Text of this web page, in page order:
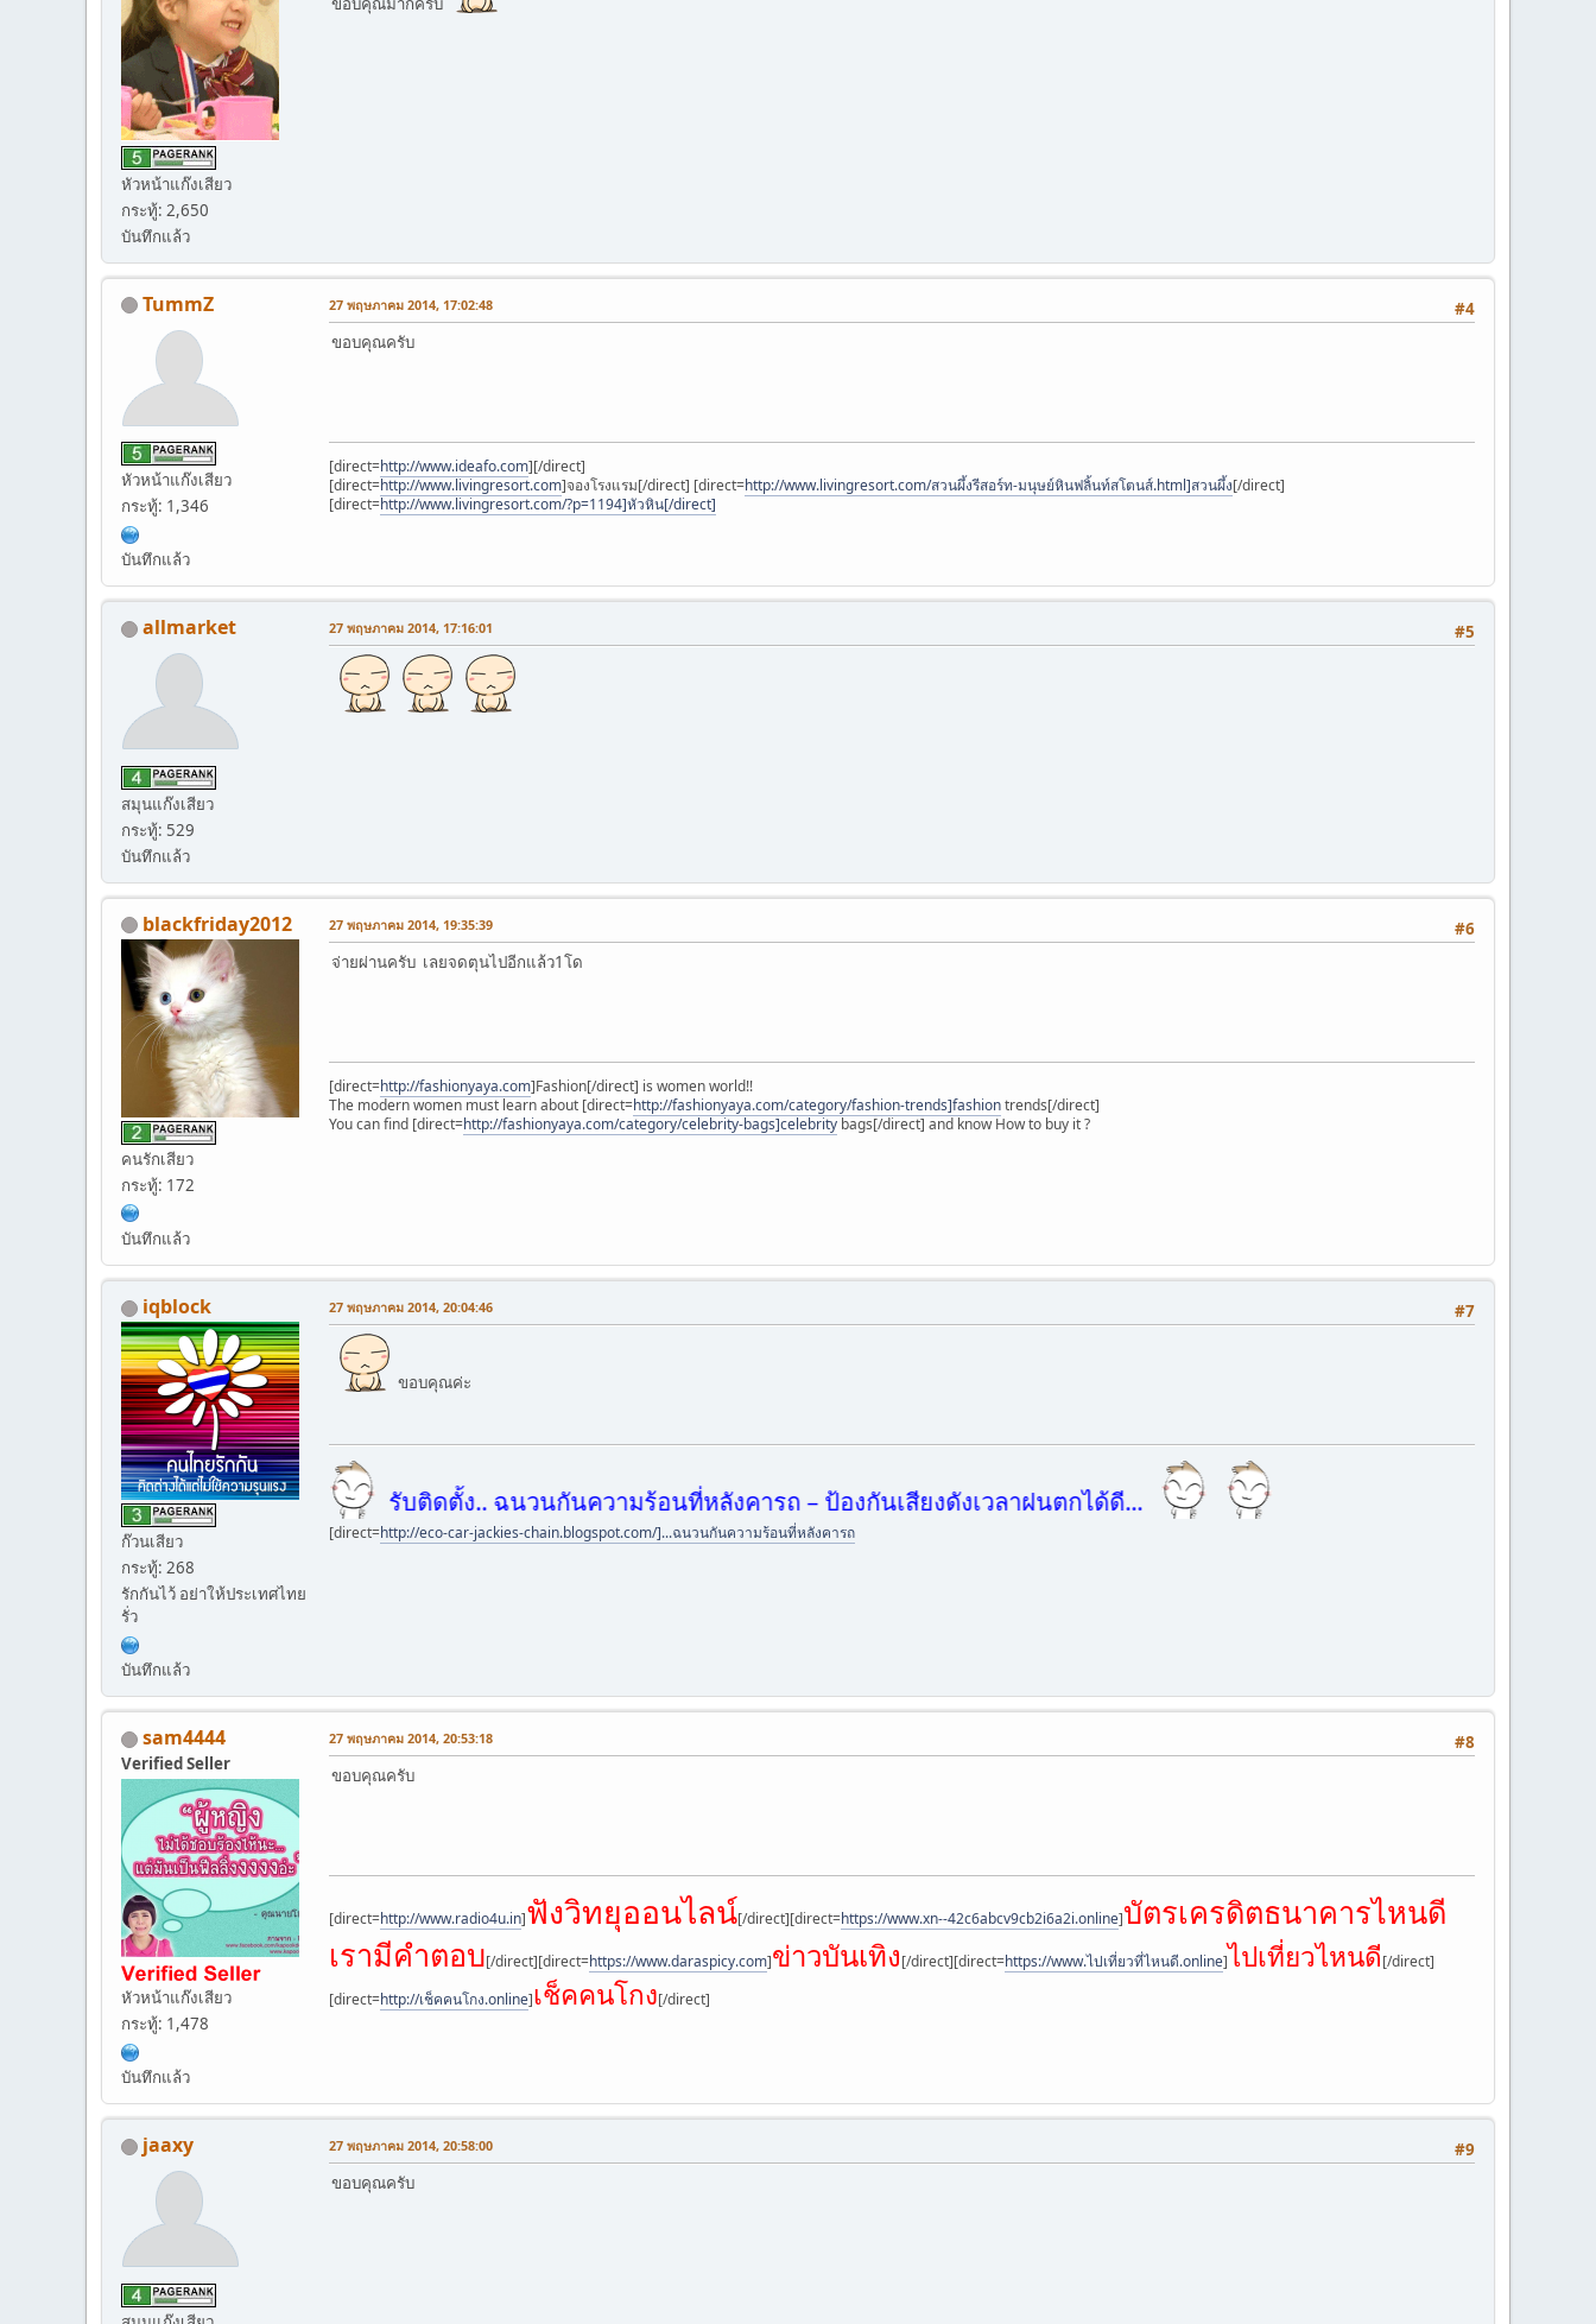
หัวหน้าแก๊งเสียว
กระทู้: 2,650
บันทึกแล้ว
TummZ
หัวหน้าแก๊งเสียว
กระทู้: 1,346
บันทึกแล้ว
#4
27 พฤษภาคม 2014, 17:02:48
ขอบคุณครับ
[direct=http://www.ideafo.com][/direct]
[direct=http://www.livingresort.com]จองโรงแรม[/direct] [direct=http://www.livingresort.com/สวนผึ้งรีสอร์ท-มนุษย์หินฟลิ้นท์สโตนส์.html]สวนผึ้ง[/direct]
[direct=http://www.livingresort.com/?p=1194]หัวหิน[/direct]
allmarket
สมุนแก๊งเสียว
กระทู้: 529
บันทึกแล้ว
#5
27 พฤษภาคม 2014, 17:16:01
blackfriday2012
คนรักเสียว
กระทู้: 172
บันทึกแล้ว
#6
27 พฤษภาคม 2014, 19:35:39
จ่ายผ่านครับ เลยจดตุนไปอีกแล้ว1โด
[direct=http://fashionyaya.com]Fashion[/direct] is women world!!
The modern women must learn about [direct=http://fashionyaya.com/category/fashion-trends]fashiontrends[/direct]
You can find [direct=http://fashionyaya.com/category/celebrity-bags]celebrity bags[/direct] and know How to buy it ?
iqblock
ก๊วนเสียว
กระทู้: 268
รักกันไว้ อย่าให้ประเทศไทย
รั่ว
บันทึกแล้ว
#7
27 พฤษภาคม 2014, 20:04:46
ขอบคุณค่ะ
รับติดตั้ง.. ฉนวนกันความร้อนที่หลังคารถ – ป้องกันเสียงดังเวลาฝนตกได้ดี...
[direct=http://eco-car-jackies-chain.blogspot.com/]...ฉนวนกันความร้อนที่หลังคารถ
sam4444
Verified Seller
หัวหน้าแก๊งเสียว
กระทู้: 1,478
บันทึกแล้ว
#8
27 พฤษภาคม 2014, 20:53:18
ขอบคุณครับ
[direct=http://www.radio4u.in]ฟังวิทยุออนไลน์[/direct][direct=https://www.xn--42c6abcv9cb2i6a2i.online]บัตรเครดิตธนาคารไหนดี
เรามีคำตอบ[/direct][direct=https://www.daraspicy.com]ข่าวบันเทิง[/direct][direct=https://www.ไปเที่ยวที่ไหนดี.online]ไปเที่ยวไหนดี[/direct]
[direct=http://เช็คคนโกง.online]เช็คคนโกง[/direct]
jaaxy #9
27 พฤษภาคม 2014, 20:58:00
ขอบคุณครับ